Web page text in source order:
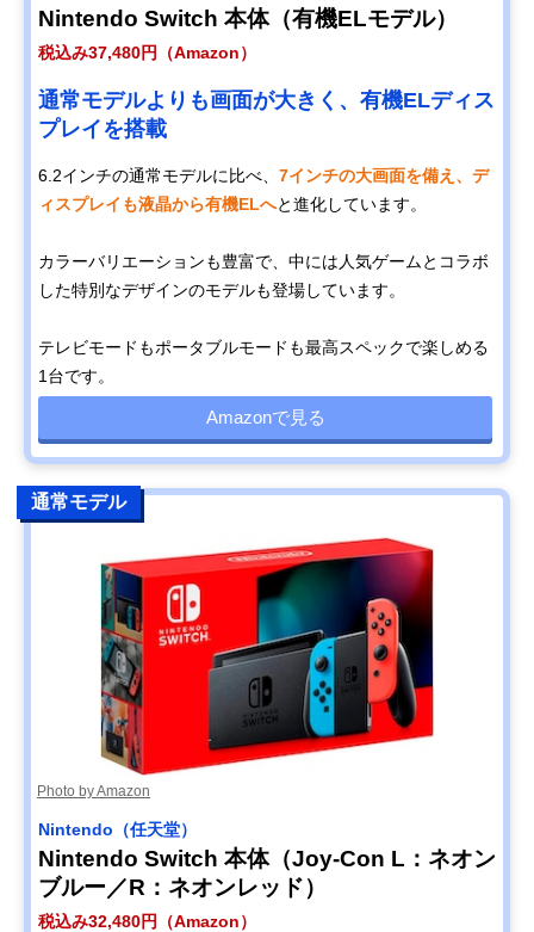
Nintendo Switch 本体（有機ELモデル）
税込み37,480円（Amazon）
通常モデルよりも画面が大きく、有機ELディス
プレイを搭載
6.2インチの通常モデルに比べ、 7インチの大画面を備え、デ
ィスプレイも液晶から有機ELへと進化しています。
カラーバリエーションも豊富で、中には人気ゲームとコラボ
した特別なデザインのモデルも登場しています。
テレビモードもポータブルモードも最高スペックで楽しめる
1台です。
Amazonで見る
通常モデル
Photo by Amazon
Nintendo（任天堂）
Nintendo Switch 本体（Joy-Con L：ネオン
ブルー／R：ネオンレッド）
税込み32,480円（Amazon）